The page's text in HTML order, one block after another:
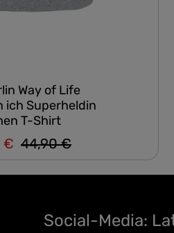
Way of Life
ich Superheldin
T-Shirt
€ Regulärer Preis:
44,90 €
Social-Media: